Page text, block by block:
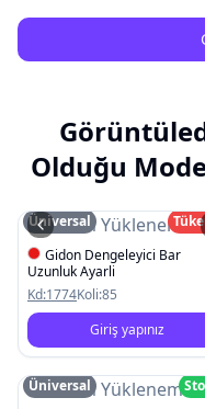
Olduğu
Resim
Üniversal
Gidon Dengeleyici Bar
Uzunluk Ayarli
Kd:1774Koli:85
Giriş yapınız
Resim
Üniversal